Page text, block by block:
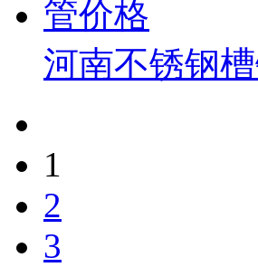
河南不锈钢
1
2
3